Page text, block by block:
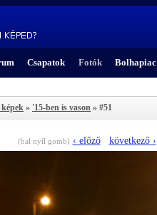
Csapatok Fotók Bolhapiac
» '15-ben is vason » #51
(bal nyíl gomb) ‹ előző következő ›